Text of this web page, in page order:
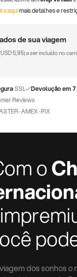
aquimais detalhes e
de sua viagem
USD5,95) a ser incluído no
· SSL Devolução em 7
Reviews
· AMEX · PIX
o
dos sonhos